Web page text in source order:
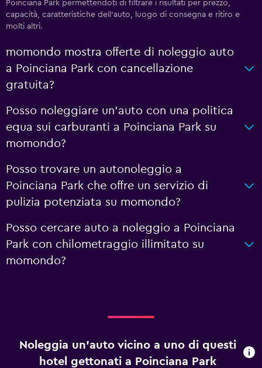
Poinciana Park permettendoti di filtrare i risultati per prezzo,
capacità, caratteristiche dell'auto, luogo di consegna e ritiro e
molti altri.
momondo mostra offerte di noleggio auto
a Poinciana Park con cancellazione
gratuita?
Posso noleggiare un'auto con una politica
equa sui carburanti a Poinciana Park su
momondo?
Posso trovare un autonoleggio a
Poinciana Park che offre un servizio di
pulizia potenziata su momondo?
Posso cercare auto a noleggio a Poinciana
Park con chilometraggio illimitato su
momondo?
Noleggia un'auto vicino a uno di questi
hotel gettonati a Poinciana Park